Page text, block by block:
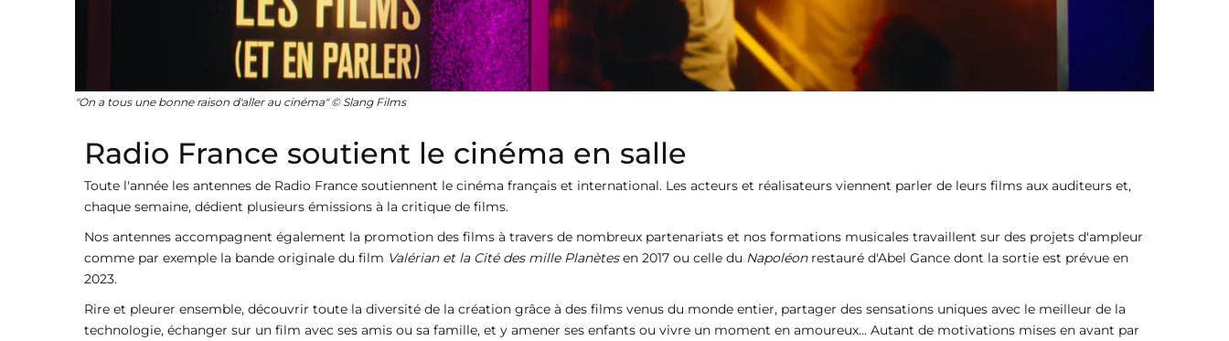
"On a tous une bonne raison d'aller au cinéma" © Slang Films
Radio France soutient le cinéma en salle
Toute l'année les antennes de Radio France soutiennent le cinéma français et international. Les acteurs et réalisateurs viennent parler de leurs films aux auditeurs et,
chaque semaine, dédient plusieurs émissions à la critique de films.
Nos antennes accompagnent également la promotion des films à travers de nombreux partenariats et nos formations musicales travaillent sur des projets d'ampleur
comme par exemple la bande originale du film Valérian et la Cité des mille Planètesen 2017 ou celle du Napoléonrestauré d'Abel Gance dont la sortie est prévue en
2023.
Rire et pleurer ensemble, découvrir toute la diversité de la création grâce à des films venus du monde entier, partager des sensations uniques avec le meilleur de la
technologie, échanger sur un film avec ses amis ou sa famille, et y amener ses enfants ou vivre un moment en amoureux… Autant de motivations mises en avant par